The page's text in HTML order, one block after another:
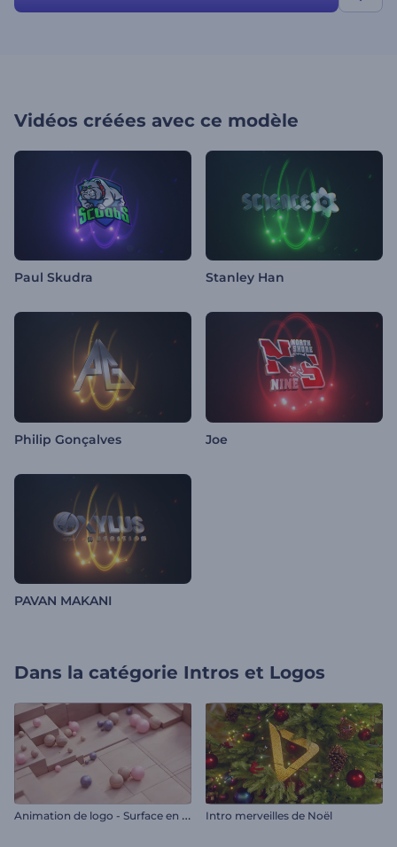
Vidéos créées avec ce modèle
Paul Skudra Stanley Han
Philip Gonçalves Joe
PAVAN MAKANI
Dans la catégorie Intros et Logos
A
nimation de logo - Surface en mosaïque Intro merveilles de Noël